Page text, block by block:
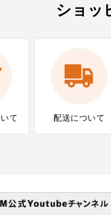
ショッ
て 配送について